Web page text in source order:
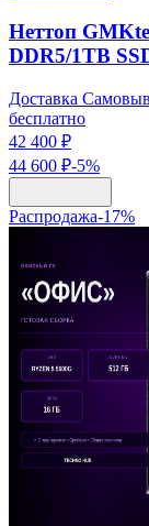
Неттоп
DDR5/1TB
Доставка
бесплатно
42 400 ₽
44 600 ₽-5%
Распродажа-17%